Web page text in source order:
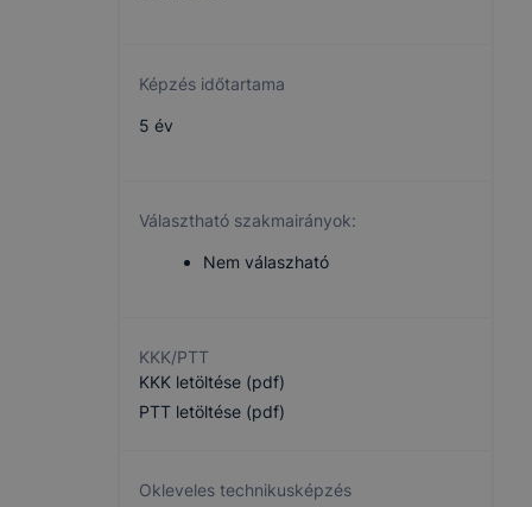
Képzés időtartama
5 év
Választható szakmairányok:
Nem válaszható
KKK/PTT
KKK letöltése (pdf)
PTT letöltése (pdf)
Okleveles technikusképzés